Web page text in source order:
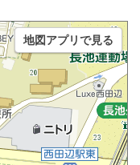
地図アプリで見る